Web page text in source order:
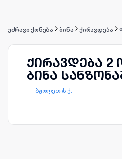
უძრავი ქონება ბინა ქირავდება
ქირავდება 2
ბინა
ბჟოლეთის ქ.